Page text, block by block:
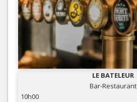
LE BATELEUR
Bar-Restaurant
10h00